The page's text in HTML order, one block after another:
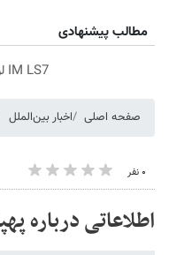
مطالب پیشنهادی
IM LS7 لوکس ترین شاسی بلند برقی ایران
صفحه اصلی اخبار بین‌الملل
۰ نفر
اطلاعاتی درباره